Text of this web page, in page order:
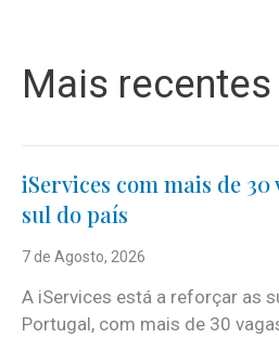
Mais recentes
iServices com mais de 30
sul do país
7 de Agosto, 2026
A iServices está a reforçar as
Portugal, com mais de 30